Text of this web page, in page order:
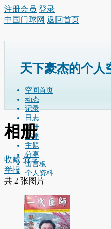
注册会员 登录
中国门球网 返回首页
天下豪杰的个人
空间首页
动态
记录
日志
相册
广播
主题
分享
留言板
个人资料
相册
收藏 分享
举报|
共 2 张图片